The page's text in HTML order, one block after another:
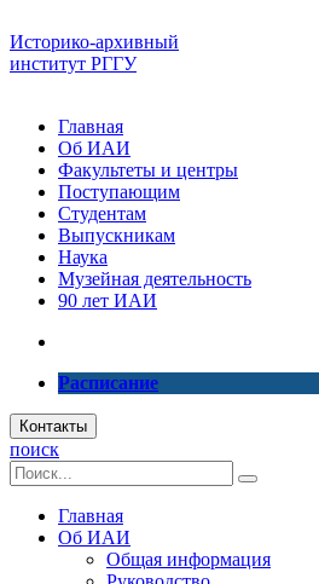
Историко-архивный
институт РГГУ
Главная
Об ИАИ
Факультеты и центры
Поступающим
Студентам
Выпускникам
Наука
Музейная деятельность
90 лет ИАИ
Расписание
Контакты
поиск
Главная
Об ИАИ
Общая информация